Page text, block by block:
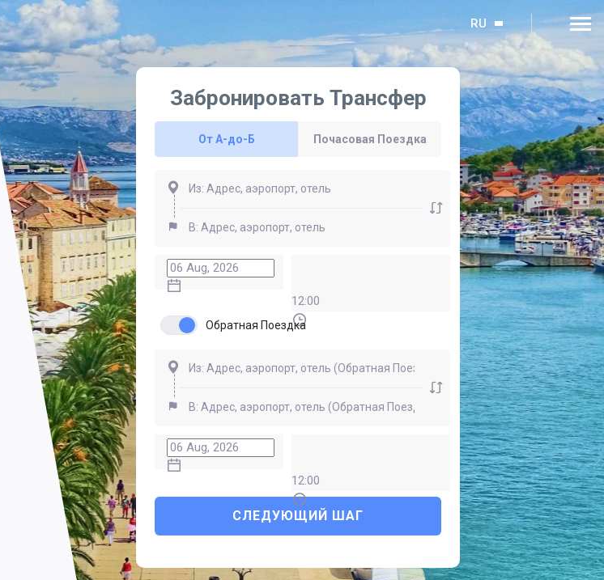
RU
Забронировать Трансфер
От A-до-Б Почасовая Поездка
12:00
Обратная Поездка
12:00
СЛЕДУЮЩИЙ ШАГ